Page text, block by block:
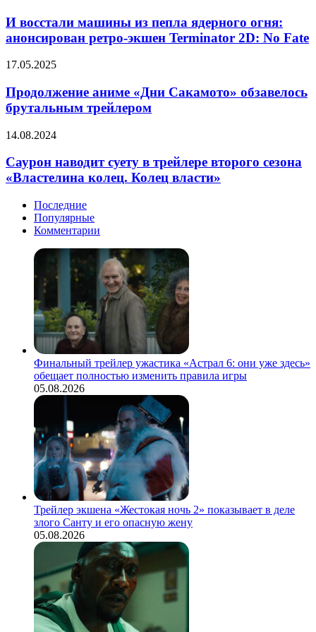
Высшим
Лунам
машины
из
пепла
огня:
ретро-
экшен
2D:
Fate
И восстали машины из пепла ядерного огня:
анонсирован ретро-экшен Terminator 2D: No Fate
Продолжение
«Дни
Сакамото»
обзавелось
трейлером
17.05.2025
Продолжение аниме «Дни Сакамото» обзавелось
брутальным трейлером
Саурон
суету
трейлере
сезона
«Властелина
колец.
власти»
14.08.2024
Саурон наводит суету в трейлере второго сезона
«Властелина колец. Колец власти»
Последние
Популярные
Комментарии
Финальный трейлер ужастика «Астрал 6: они уже здесь»
обещает полностью изменить правила игры
05.08.2026
Трейлер экшена «Жестокая ночь 2» показывает в деле
злого Санту и его опасную жену
05.08.2026